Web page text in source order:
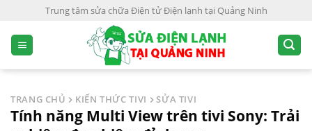
Trung tâm sửa chữa Điện tử Điện lạnh tại Quảng Ninh
TRANG CHỦ KIẾN THỨC TIVI SỬA TIVI
Tính năng Multi View trên tivi Sony: Trải